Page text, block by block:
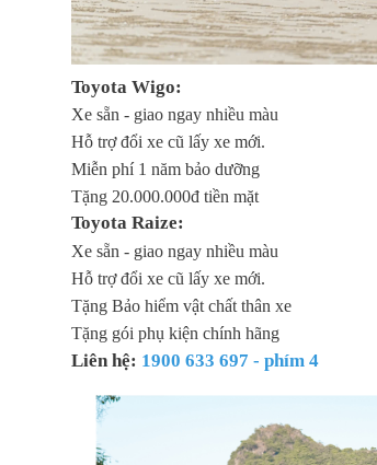
Toyota Wigo:
Xe sẵn - giao ngay nhiều màu
Hỗ trợ đổi xe cũ lấy xe mới.
Miễn phí 1 năm bảo dưỡng
Tặng 20.000.000đ tiền mặt
Toyota Raize:
Xe sẵn - giao ngay nhiều màu
Hỗ trợ đổi xe cũ lấy xe mới.
Tặng Bảo hiểm vật chất thân xe
Tặng gói phụ kiện chính hãng
Liên hệ: 1900 633 697 - phím 4